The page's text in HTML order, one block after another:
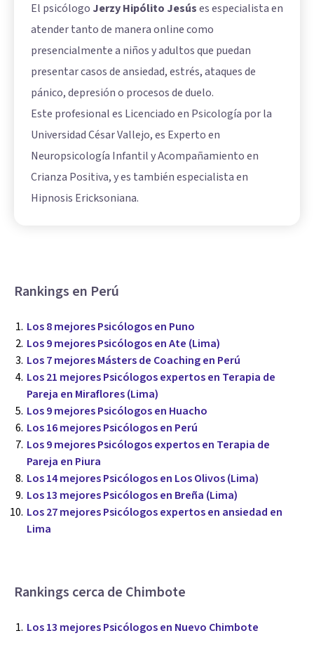
El psicólogo Jerzy Hipólito Jesúses especialista en
atender tanto de manera online como
presencialmente a niños y adultos que puedan
presentar casos de ansiedad, estrés, ataques de
pánico, depresión o procesos de duelo.
Este profesional es Licenciado en Psicología por la
Universidad César Vallejo, es Experto en
Neuropsicología Infantil y Acompañamiento en
Crianza Positiva, y es también especialista en
Hipnosis Ericksoniana.
Rankings en Perú
Los 8 mejores Psicólogos en Puno
Los 9 mejores Psicólogos en Ate (Lima)
Los 7 mejores Másters de Coaching en Perú
Los 21 mejores Psicólogos expertos en Terapia de
Pareja en Miraflores (Lima)
Los 9 mejores Psicólogos en Huacho
Los 16 mejores Psicólogos en Perú
Los 9 mejores Psicólogos expertos en Terapia de
Pareja en Piura
Los 14 mejores Psicólogos en Los Olivos (Lima)
Los 13 mejores Psicólogos en Breña (Lima)
Los 27 mejores Psicólogos expertos en ansiedad en
Lima
Rankings cerca de Chimbote
Los 13 mejores Psicólogos en Nuevo Chimbote